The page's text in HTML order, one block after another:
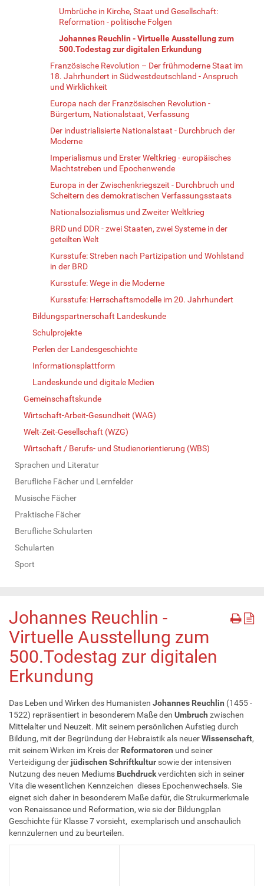
Umbrüche in Kirche, Staat und Gesellschaft:
Reformation - politische Folgen
Johannes Reuchlin - Virtuelle Ausstellung zum
500.Todestag zur digitalen Erkundung
Französische Revolution – Der frühmoderne Staat im
18. Jahrhundert in Südwestdeutschland - Anspruch
und Wirklichkeit
Europa nach der Französischen Revolution -
Bürgertum, Nationalstaat, Verfassung
Der industrialisierte Nationalstaat - Durchbruch der
Moderne
Imperialismus und Erster Weltkrieg - europäisches
Machtstreben und Epochenwende
Europa in der Zwischenkriegszeit - Durchbruch und
Scheitern des demokratischen Verfassungsstaats
Nationalsozialismus und Zweiter Weltkrieg
BRD und DDR - zwei Staaten, zwei Systeme in der
geteilten Welt
Kursstufe: Streben nach Partizipation und Wohlstand
in der BRD
Kursstufe: Wege in die Moderne
Kursstufe: Herrschaftsmodelle im 20. Jahrhundert
Bildungspartnerschaft Landeskunde
Schulprojekte
Perlen der Landesgeschichte
Informationsplattform
Landeskunde und digitale Medien
Gemeinschaftskunde
Wirtschaft-Arbeit-Gesundheit (WAG)
Welt-Zeit-Gesellschaft (WZG)
Wirtschaft / Berufs- und Studienorientierung (WBS)
Sprachen und Literatur
Berufliche Fächer und Lernfelder
Musische Fächer
Praktische Fächer
Berufliche Schularten
Schularten
Sport
Johannes Reuchlin -
Virtuelle Ausstellung zum
500.Todestag zur digitalen
Erkundung
Das Leben und Wirken des Humanisten Johannes Reuchlin (1455 -
1522) repräsentiert in besonderem Maße den Umbruch zwischen
Mittelalter und Neuzeit. Mit seinem persönlichen Aufstieg durch
Bildung, mit der Begründung der Hebraistik als neuerWissenschaft,
mit seinem Wirken im Kreis der Reformatoren und seiner
Verteidigung derjüdischen Schriftkultur sowie der intensiven
Nutzung des neuen Mediums Buchdruckverdichten sich in seiner
Vita die wesentlichen Kennzeichen dieses Epochenwechsels. Sie
eignet sich daher in besonderem Maße dafür, die Strukurmerkmale
von Renaissance und Reformation, wie sie der Bildungplan
Geschichte für Klasse 7 vorsieht, exemplarisch und anschaulich
kennzulernen und zu beurteilen.